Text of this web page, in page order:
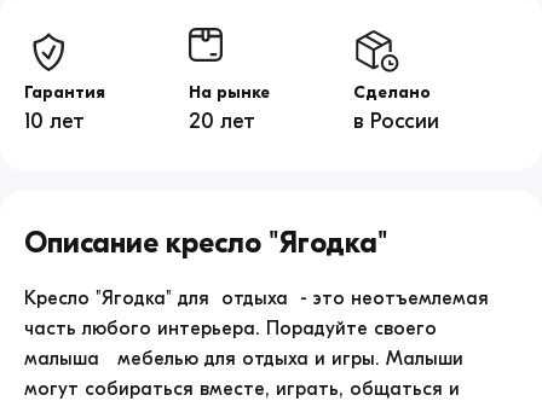
Гарантия
10 лет
На рынке
20 лет
Сделано
в России
продажа
цене
Описание Кресло "Ягодка"
Кресло "Ягодка" для отдыха - это неотъемлемая
часть любого интерьера. Порадуйте своего
малыша мебелью для отдыха и игры. Малыши
могут собираться вместе, играть, общаться и